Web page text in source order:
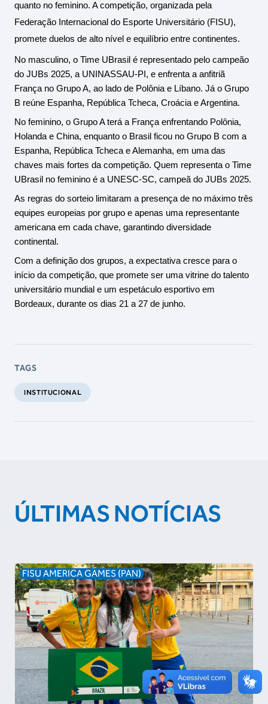
quanto no feminino. A competição, organizada pela
Federação Internacional do Esporte Universitário (FISU),
promete duelos de alto nível e equilíbrio entre continentes.
No masculino, o Time UBrasil é representado pelo campeão
do JUBs 2025, a UNINASSAU-PI, e enfrenta a anfitriã
França no Grupo A, ao lado de Polônia e Líbano. Já o Grupo
B reúne Espanha, República Tcheca, Croácia e Argentina.
No feminino, o Grupo A terá a França enfrentando Polônia,
Holanda e China, enquanto o Brasil ficou no Grupo B com a
Espanha, República Tcheca e Alemanha, em uma das
chaves mais fortes da competição. Quem representa o Time
UBrasil no feminino é a UNESC-SC, campeã do JUBs 2025.
As regras do sorteio limitaram a presença de no máximo três
equipes europeias por grupo e apenas uma representante
americana em cada chave, garantindo diversidade
continental.
Com a definição dos grupos, a expectativa cresce para o
início da competição, que promete ser uma vitrine do talento
universitário mundial e um espetáculo esportivo em
Bordeaux, durante os dias 21 a 27 de junho.
TAGS
INSTITUCIONAL
ÚLTIMAS NOTÍCIAS
FISU AMERICA GAMES (PAN)